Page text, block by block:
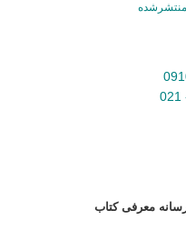
معرفی کتاب